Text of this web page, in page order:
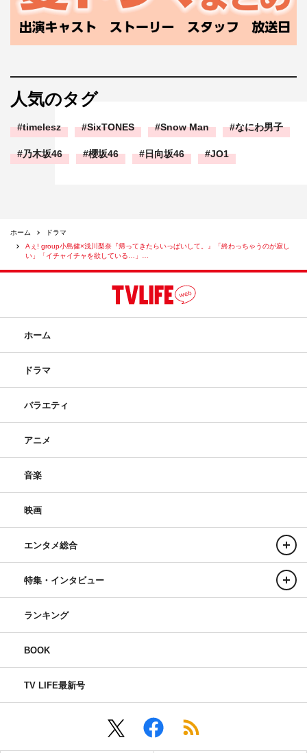
人気のタグ
timelesz SixTONES Snow Man なにわ男子
乃木坂46 櫻坂46 日向坂46 JO1
ホーム
ドラマ
Aぇ! group小島健×浅川梨奈『帰ってきたらいっぱいして。』「終わっちゃうのが寂し
い」「イチャイチャを欲している…」…
ホーム
ドラマ
バラエティ
アニメ
音楽
映画
エンタメ総合
特集・インタビュー
ランキング
BOOK
TV LIFE最新号